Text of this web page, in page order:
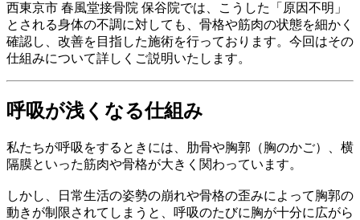
西東京市 春風堂接骨院 保谷院では、こうした「原因不明」
とされる身体の不調に対しても、骨格や筋肉の状態を細かく
確認し、改善を目指した施術を行っております。今回はその
仕組みについて詳しくご説明いたします。
呼吸が浅くなる仕組み
私たちが呼吸をするときには、肋骨や胸郭（胸のかご）、横
隔膜といった筋肉や骨格が大きく関わっています。
しかし、日常生活の姿勢の崩れや骨格の歪みによって胸郭の
動きが制限されてしまうと、呼吸のたびに胸が十分に広がら